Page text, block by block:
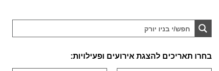
בחרו תאריכים להצגת אירועים ופעילויות: